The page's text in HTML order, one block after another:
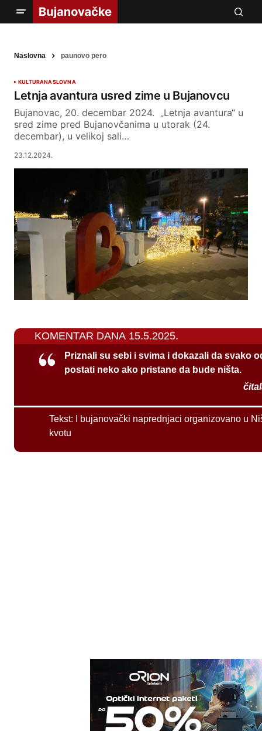
Naslovna paunovo pero
KULTURANASLOVNA
Letnja avantura usred zime u Bujanovcu
Bujanovac, 20. decembar 2024. „Letnja avantura“ u
sred zime pred Bujanovčanima u utorak (24.
decembar), u velikoj sali…
23.12.2024.
KOMENTAR DANA 15.5.2025.
Priznali su sebi i svima i dokazali da svako
postati neko ako pristane da bude ništa.
Tekst:
I bujanovački naprednjaci organizovano u
kvotu